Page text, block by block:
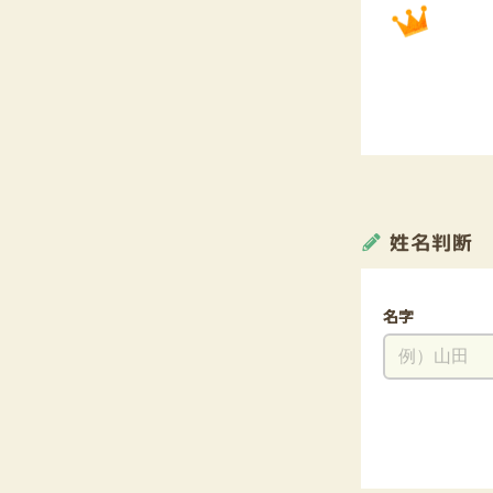
姓名判断
名字